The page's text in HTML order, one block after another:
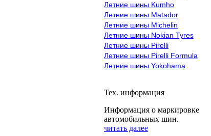
Летние шины Kumho
Летние шины Matador
Летние шины Michelin
Летние шины Nokian Tyres
Летние шины Pirelli
Летние шины Pirelli Formula
Летние шины Yokohama
Тех. информация
Информация о маркировке
автомобильных шин.
читать далее